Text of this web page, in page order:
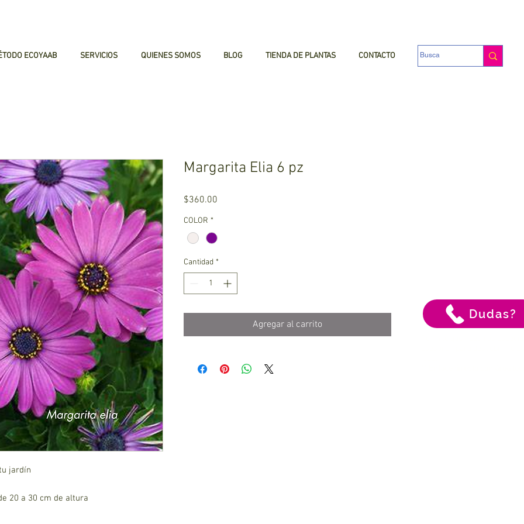
ECOYAAB SERVICIOS QUIENES SOMOS BLOG TIENDA DE PLANTAS CONTACTO
jardín
20 a 30 cm de altura
Margarita Elia 6 pz
$360.00
COLOR *
Cantidad *
Agregar al carrito
Dudas?